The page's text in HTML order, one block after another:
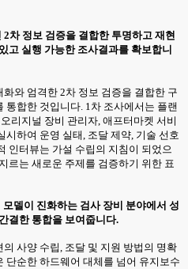
차 정보 검증을 결합한 투명하고 재현
고 실행 가능한 조사결과를 확보합니
와 엄격한 2차 정보 검증을 결합한 구
통합한 것입니다. 1차 조사에서는 플랜
리지널 장비 관리자, 애프터마켓 서비
하여 운영 실태, 조달 제약, 기술 선호
인터뷰는 가설 수립의 지침이 되었으
르는 새로운 주제를 검증하기 위한 표
델이 진화하는 검사 장비 분야에서 성
결한 통합을 보여줍니다.
사양 수립, 조달 및 지원 방법의 명확
단순한 하드웨어 대체를 넘어 유지보수